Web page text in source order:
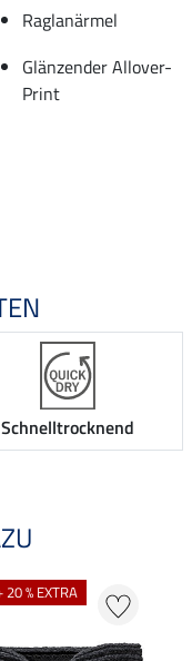
Raglanärmel
Glänzender Allover-
Print
Schnelltrocknend
20 % EXTRA